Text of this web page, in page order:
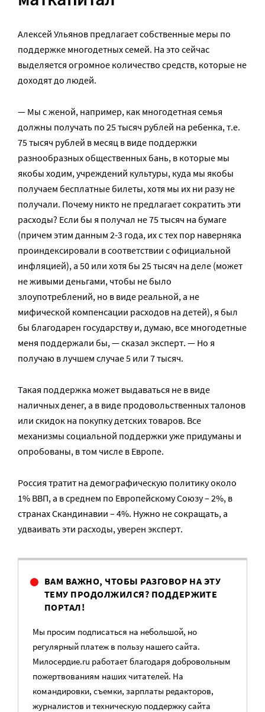
Алексей Ульянов предлагает собственные меры по
поддержке многодетных семей. На это сейчас
выделяется огромное количество средств, которые не
доходят до людей.
— Мы с женой, например, как многодетная семья
должны получать по 25 тысяч рублей на ребенка, т.е.
75 тысяч рублей в месяц в виде поддержки
разнообразных общественных бань, в которые мы
якобы ходим, учреждений культуры, куда мы якобы
получаем бесплатные билеты, хотя мы их ни разу не
получали. Почему никто не предлагает сократить эти
расходы? Если бы я получал не 75 тысяч на бумаге
(причем этим данным 2-3 года, их с тех пор наверняка
проиндексировали в соответствии с официальной
инфляцией), а 50 или хотя бы 25 тысяч на деле (может
не живыми деньгами, чтобы не было
злоупотреблений, но в виде реальной, а не
мифической компенсации расходов на детей), я был
бы благодарен государству и, думаю, все многодетные
меня поддержали бы, — сказал эксперт. — Но я
получаю в лучшем случае 5 или 7 тысяч.
Такая поддержка может выдаваться не в виде
наличных денег, а в виде продовольственных талонов
или скидок на покупку детских товаров. Все
механизмы социальной поддержки уже придуманы и
опробованы, в том числе в Европе.
Россия тратит на демографическую политику около
1% ВВП, а в среднем по Европейскому Союзу – 2%, в
странах Скандинавии – 4%. Нужно не сокращать, а
удваивать эти расходы, уверен эксперт.
ВАМ ВАЖНО, ЧТОБЫ РАЗГОВОР НА ЭТУ
ТЕМУ ПРОДОЛЖИЛСЯ? ПОДДЕРЖИТЕ
ПОРТАЛ!
Мы просим подписаться на небольшой, но
регулярный платеж в пользу нашего сайта.
Милосердие.ru работает благодаря добровольным
пожертвованиям наших читателей. На
командировки, съемки, зарплаты редакторов,
журналистов и техническую поддержку сайта